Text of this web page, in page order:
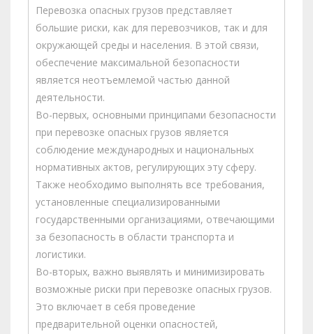
Перевозка опасных грузов представляет
большие риски, как для перевозчиков, так и для
окружающей среды и населения. В этой связи,
обеспечение максимальной безопасности
является неотъемлемой частью данной
деятельности.
Во-первых, основными принципами безопасности
при перевозке опасных грузов является
соблюдение международных и национальных
нормативных актов, регулирующих эту сферу.
Также необходимо выполнять все требования,
установленные специализированными
государственными организациями, отвечающими
за безопасность в области транспорта и
логистики.
Во-вторых, важно выявлять и минимизировать
возможные риски при перевозке опасных грузов.
Это включает в себя проведение
предварительной оценки опасностей,